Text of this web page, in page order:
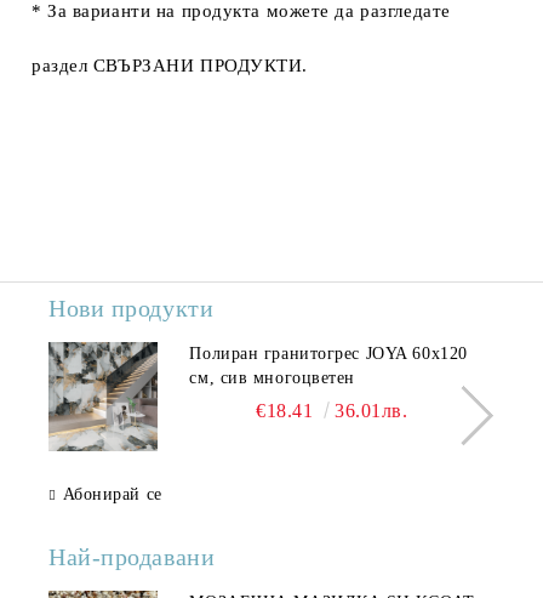
* За варианти на продукта можете да разгледате
раздел СВЪРЗАНИ ПРОДУКТИ.
Нови продукти
Полиран гранитогрес JOYA 60x120
см, сив многоцветен
€18.41 36.01лв.
Абонирай се
Най-продавани